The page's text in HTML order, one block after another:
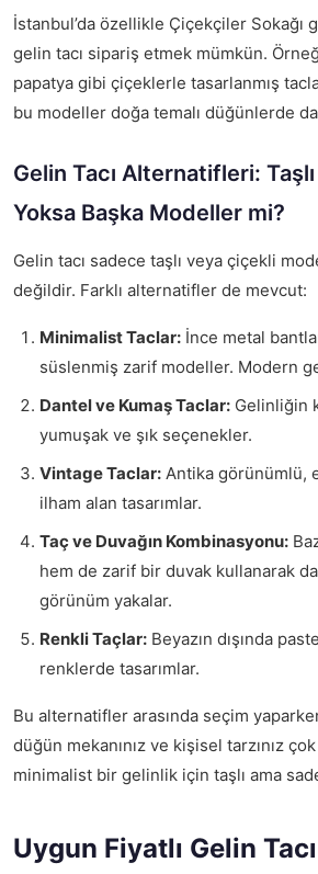
İstanbul’da özellikle Çiçekçiler Sokağı
gelin tacı sipariş etmek mümkün.
papatya gibi çiçeklerle tasarlanmış
bu modeller doğa temalı düğünlerde
Gelin Tacı Alternatifleri:
Yoksa Başka Modeller mi?
Gelin tacı sadece taşlı veya çiçekli
değildir. Farklı alternatifler de mevcut:
Minimalist Taclar: İnce metal
süslenmiş zarif modeller. Modern
Dantel ve Kumaş Taclar: Gelinliğin
yumuşak ve şık seçenekler.
Vintage Taclar: Antika görünümlü,
ilham alan tasarımlar.
Taç ve Duvağın Kombinasyonu:
hem de zarif bir duvak kullanarak
görünüm yakalar.
Renkli Taçlar: Beyazın dışında
renklerde tasarımlar.
Bu alternatifler arasında seçim
düğün mekanınız ve kişisel tarzınız
minimalist bir gelinlik için taşlı ama
Uygun Fiyatlı Gelin Tacı